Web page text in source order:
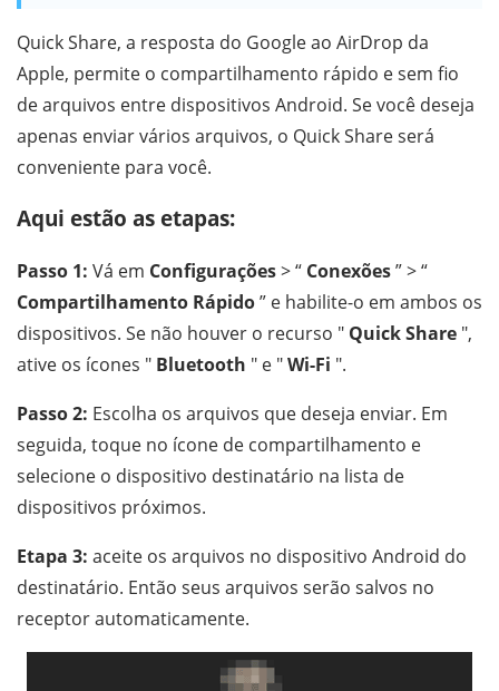
Quick Share, a resposta do Google ao AirDrop da
Apple, permite o compartilhamento rápido e sem fio
de arquivos entre dispositivos Android. Se você deseja
apenas enviar vários arquivos, o Quick Share será
conveniente para você.
Aqui estão as etapas:
Passo 1: Vá em Configurações> “ Conexões” > “
Compartilhamento Rápido” e habilite-o em ambos os
dispositivos. Se não houver o recurso " Quick Share ",
ative os ícones " Bluetooth " e "Wi-Fi ".
Passo 2: Escolha os arquivos que deseja enviar. Em
seguida, toque no ícone de compartilhamento e
selecione o dispositivo destinatário na lista de
dispositivos próximos.
Etapa 3: aceite os arquivos no dispositivo Android do
destinatário. Então seus arquivos serão salvos no
receptor automaticamente.